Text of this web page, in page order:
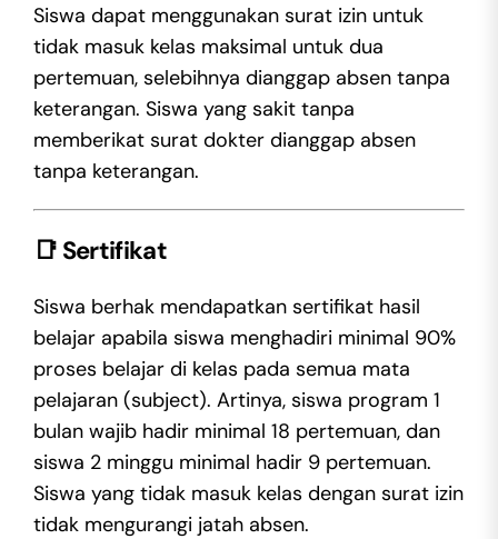
Siswa dapat menggunakan surat izin untuk
tidak masuk kelas maksimal untuk dua
pertemuan, selebihnya dianggap absen tanpa
keterangan. Siswa yang sakit tanpa
memberikat surat dokter dianggap absen
tanpa keterangan.
📑 Sertifikat
Siswa berhak mendapatkan sertifikat hasil
belajar apabila siswa menghadiri minimal 90%
proses belajar di kelas pada semua mata
pelajaran (subject). Artinya, siswa program 1
bulan wajib hadir minimal 18 pertemuan, dan
siswa 2 minggu minimal hadir 9 pertemuan.
Siswa yang tidak masuk kelas dengan surat izin
tidak mengurangi jatah absen.